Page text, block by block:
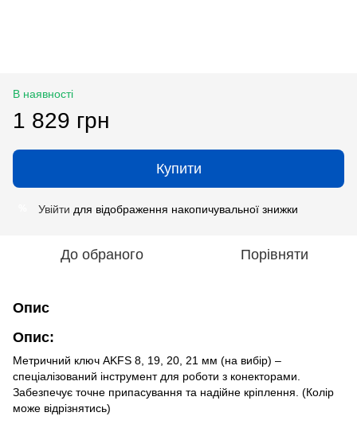
В наявності
1 829 грн
Купити
Увійти для відображення накопичувальної знижки
До обраного Порівняти
Опис
Опис:
Метричний ключ AKFS 8, 19, 20, 21 мм (на вибір) –
спеціалізований інструмент для роботи з конекторами.
Забезпечує точне припасування та надійне кріплення. (Колір
може відрізнятись)